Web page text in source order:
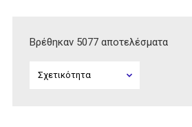
Βρέθηκαν 5077 αποτελέσματα